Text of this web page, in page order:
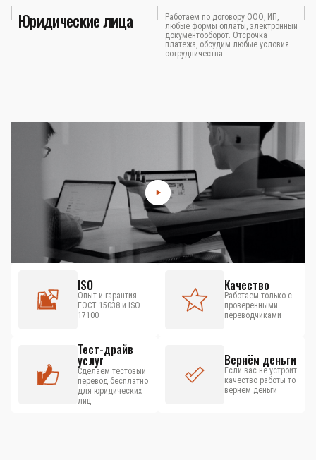
Юридические лица
Работаем по договору ООО, ИП,
любые формы оплаты, электронный
документооборот. Отсрочка
платежа, обсудим любые условия
сотрудничества.
ISO
Опыт и гарантия
ГОСТ 15038 и ISO
17100
Качество
Работаем только с
проверенными
переводчиками
Тест-драйв
услуг
Сделаем тестовый
перевод бесплатно
для юридических
лиц
Вернём деньги
Если вас не устроит
качество работы то
вернём деньги